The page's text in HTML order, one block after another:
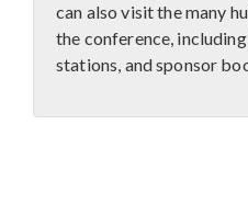
can also visit the many
the conference,
stations, and sponsor